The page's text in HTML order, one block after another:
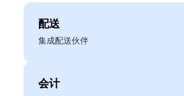
配送
集成配送伙伴
会计